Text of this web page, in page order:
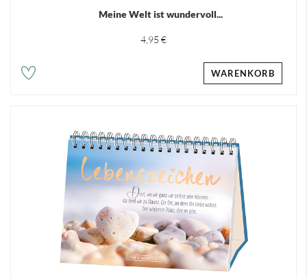
Meine Welt ist wundervoll...
4,95 €
WARENKORB